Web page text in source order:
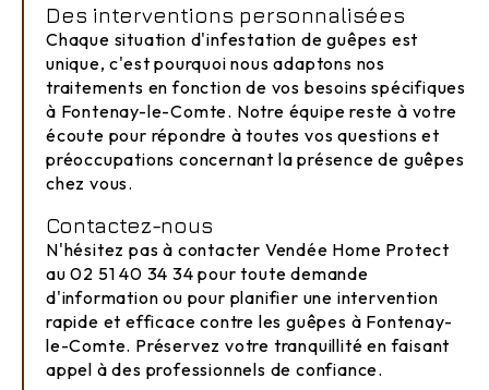
Des interventions personnalisées
Chaque situation d'infestation de guêpes est
unique, c'est pourquoi nous adaptons nos
traitements en fonction de vos besoins spécifiques
à Fontenay-le-Comte. Notre équipe reste à votre
écoute pour répondre à toutes vos questions et
préoccupations concernant la présence de guêpes
chez vous.
Contactez-nous
N'hésitez pas à contacter Vendée Home Protect
au 02 51 40 34 34 pour toute demande
d'information ou pour planifier une intervention
rapide et efficace contre les guêpes à Fontenay-
le-Comte. Préservez votre tranquillité en faisant
appel à des professionnels de confiance.